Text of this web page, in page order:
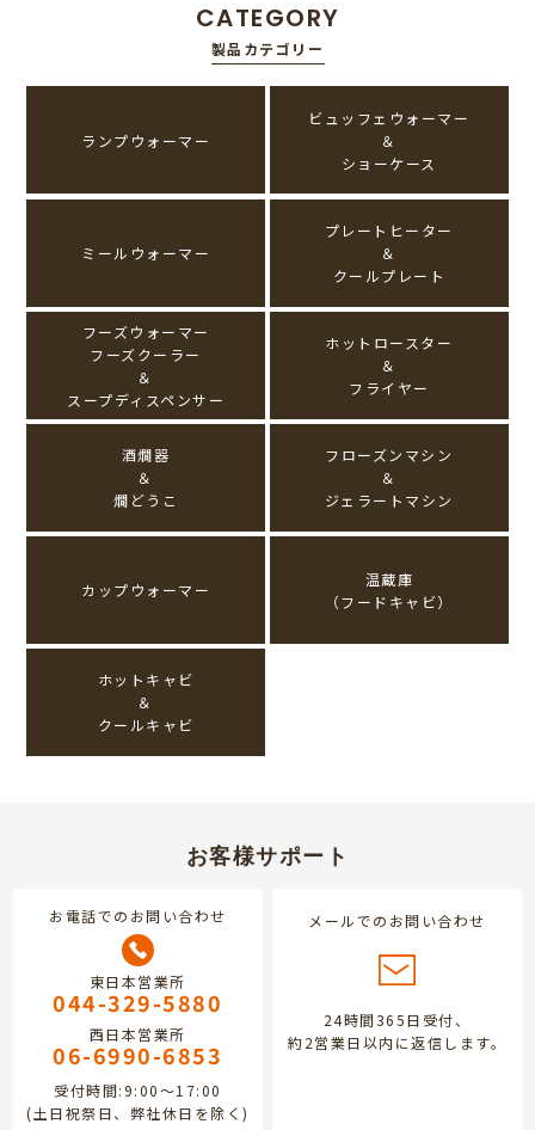
CATEGORY
製品カテゴリー
ランプウォーマー
ビュッフェウォーマー
＆
ショーケース
ミールウォーマー
プレートヒーター
＆
クールプレート
フーズウォーマー
フーズクーラー
＆
スープディスペンサー
ホットロースター
＆
フライヤー
酒燗器
＆
燗どうこ
フローズンマシン
＆
ジェラートマシン
カップウォーマー
温蔵庫
（フードキャビ）
ホットキャビ
＆
クールキャビ
お客様サポート
お電話でのお問い合わせ
東日本営業所
044-329-5880
西日本営業所
06-6990-6853
受付時間:9:00～17:00
(土日祝祭日、弊社休日を除く)
メールでのお問い合わせ
24時間365日受付、
約2営業日以内に返信します。